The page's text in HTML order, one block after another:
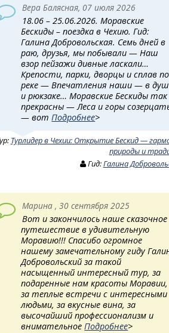
Вера Балясная, 07 июля 2026
18.06 – 25.06.2026. Моравские
Бескиды – поездка в Чехию. Гид:
Галина Добровольская. Семь дней в
раю, друзья, мы побывали — Наш
взор пейзажи дивные ласкали…
Крепости, парки, дворцы и сплав по
реке — Впечатления наши — в
и рюкзаке… Моравские Бескиды так
прекрасны — Леса и горы
— вот Подробнее>
Турлидер в Чехии: Открытие Бескид —
природы и
Гид:Галина
Марина , 30 сентября 2025
Вот и закончилось наше сказочное
путешествие в удивительную
Моравию!!! Спасибо огромное
нашему замечательному гиду
Добровольский за такой
насыщенный интересный тур, за
подаренные нам красоты Моравии,
за теплые встречи с интересными
людьми, за вкусные вина, за
высочайший профессионализм и
внимательноеПодробнее>